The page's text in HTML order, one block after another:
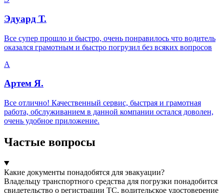
Эдуард Т.
Все супер прошло и быстро, очень понравилось что водитель
оказался грамотным и быстро погрузил без всяких вопросов
А
Артем Я.
Все отлично! Качественный сервис, быстрая и грамотная
работа, обслуживанием в данной компании остался доволен,
очень удобное приложение.
Частые вопросы
Какие документы понадобятся для эвакуации?
Владельцу транспортного средства для погрузки понадобится
свидетельство о регистрации ТС, водительское удостоверение